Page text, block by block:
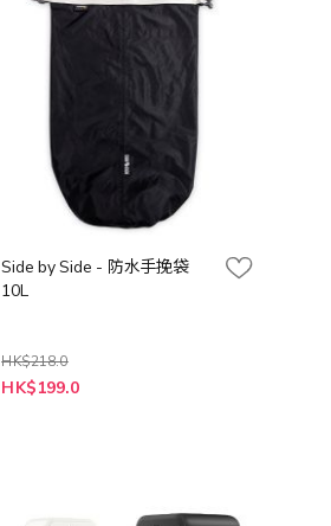
Side by Side - 防水手挽袋
10L
HK$218.0
特
殊
HK$199.0